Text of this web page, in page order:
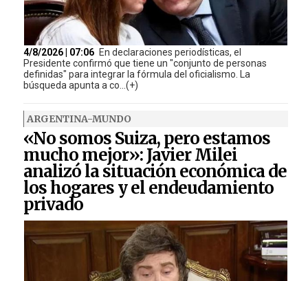
4/8/2026 | 07:06 En declaraciones periodísticas, el
Presidente confirmó que tiene un "conjunto de personas
definidas" para integrar la fórmula del oficialismo. La
búsqueda apunta a co...(+)
ARGENTINA-MUNDO
«No somos Suiza, pero estamos
mucho mejor»: Javier Milei
analizó la situación económica de
los hogares y el endeudamiento
privado